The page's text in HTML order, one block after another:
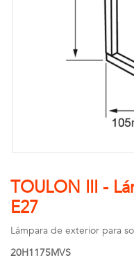
TOULON III -
E27
Lámpara de exterior para
20H1175MVS